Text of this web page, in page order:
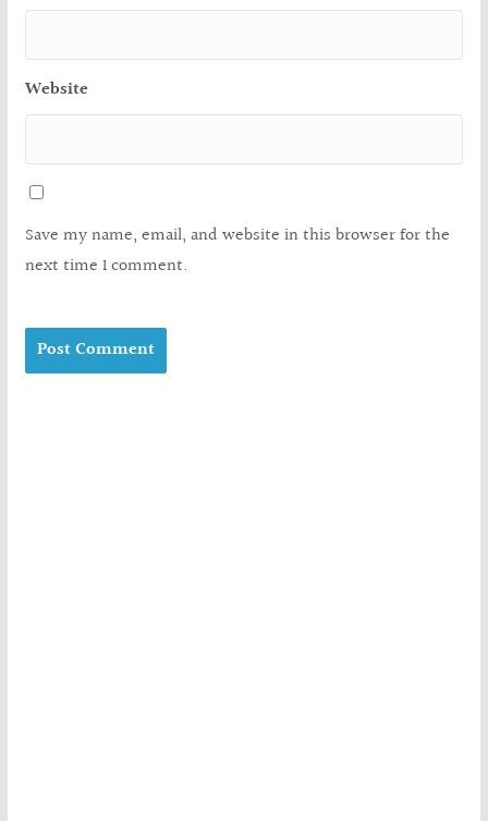
Website
Save my name, email, and website in this browser for the
next time I comment.